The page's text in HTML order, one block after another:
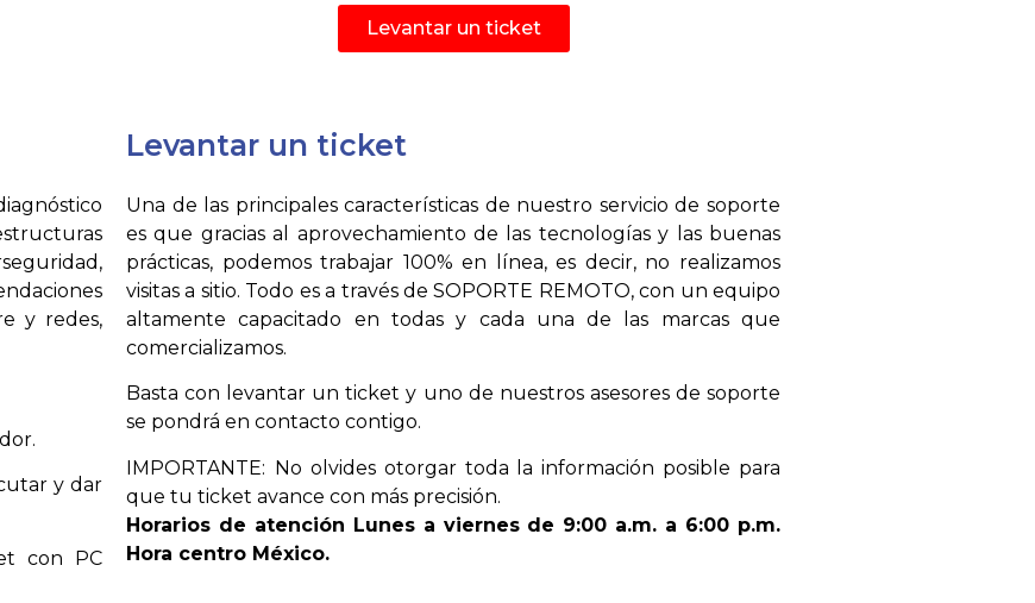
Levantar un ticket
y redes,
y dar
con PC
Levantar un ticket
Una de las principales características de nuestro servicio de soporte
es que gracias al aprovechamiento de las tecnologías y las buenas
prácticas, podemos trabajar 100% en línea, es decir, no realizamos
visitas a sitio. Todo es a través de SOPORTE REMOTO, con un equipo
altamente capacitado en todas y cada una de las marcas que
comercializamos.
Basta con levantar un ticket y uno de nuestros asesores de soporte
se pondrá en contacto contigo.
IMPORTANTE: No olvides otorgar toda la información posible para
que tu ticket avance con más precisión.
Horarios de atención Lunes a viernes de 9:00 a.m. a 6:00 p.m.
Hora centro México.